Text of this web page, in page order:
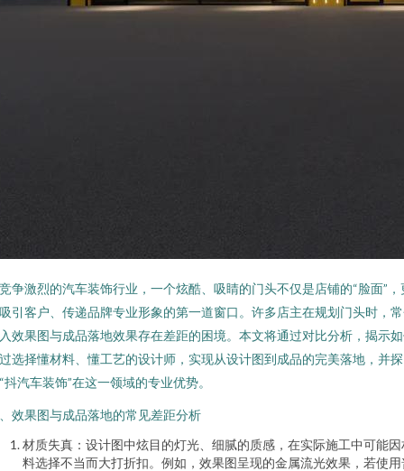
争激烈的汽车装饰行业，一个炫酷、吸睛的门头不仅是店铺的“脸面”，
引客户、传递品牌专业形象的第一道窗口。许多店主在规划门头时，
效果图与成品落地效果存在差距的困境。本文将通过对比分析，揭示
选择懂材料、懂工艺的设计师，实现从设计图到成品的完美落地，并探
抖汽车装饰”在这一领域的专业优势。
效果图与成品落地的常见差距分析
材质失真：设计图中炫目的灯光、细腻的质感，在实际施工中可能因
料选择不当而大打折扣。例如，效果图呈现的金属流光效果，若使用